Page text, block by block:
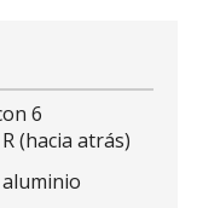
6
(hacia atrás)